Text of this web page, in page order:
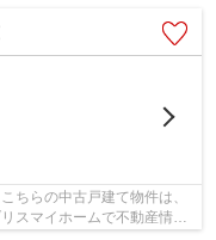
ちらの中古戸建て物件は、
スマイホームで不動産情報